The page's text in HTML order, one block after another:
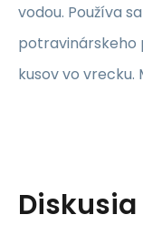
vodou. Používa
potravinárskeho
kusov vo vrecku.